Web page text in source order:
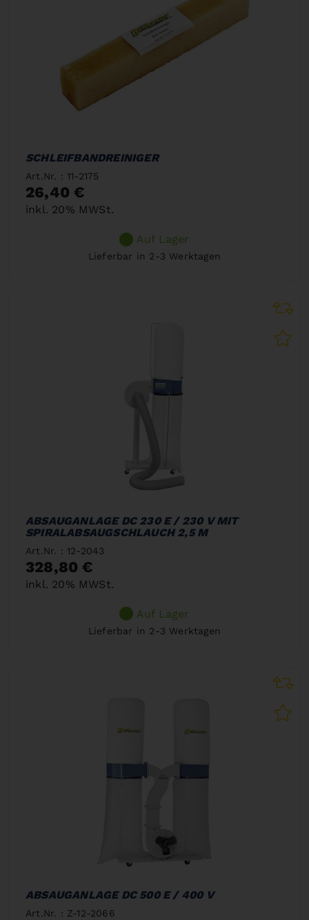
SCHLEIFBANDREINIGER
Art.Nr. : 11-2175
26,40 €
inkl. 20% MWSt.
Auf Lager
Lieferbar in 2-3 Werktagen
ABSAUGANLAGE DC 230 E / 230 V MIT
SPIRALABSAUGSCHLAUCH 2,5 M
Art.Nr. : 12-2043
328,80 €
inkl. 20% MWSt.
Auf Lager
Lieferbar in 2-3 Werktagen
ABSAUGANLAGE DC 500 E / 400 V
Art.Nr. : Z-12-2066